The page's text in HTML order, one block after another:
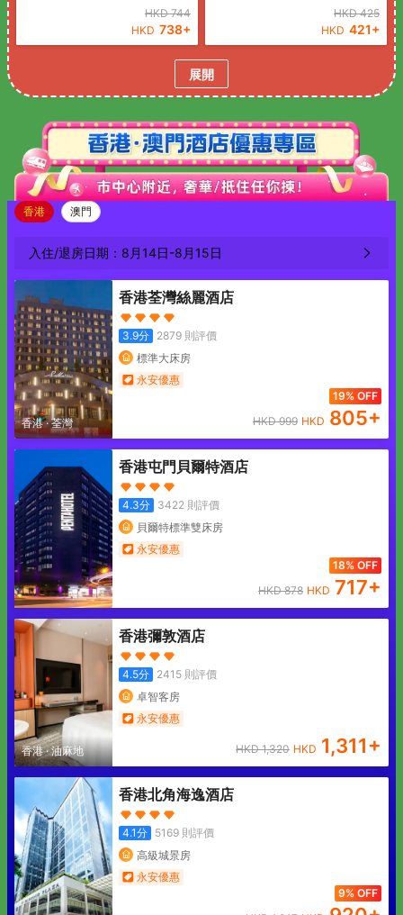
HKD744
HKD 738+
HKD425
HKD 421+
展開
香港 澳門
入住/退房日期： 8月14日-8月15日
香港·荃灣
香港荃灣絲麗酒店
3.9分 2879則評價
標準大床房
永安優惠
19% OFF
HKD999 HKD 805+
香港屯門貝爾特酒店
4.3分 3422則評價
貝爾特標準雙床房
永安優惠
18% OFF
HKD878 HKD 717+
香港·油麻地
香港彌敦酒店
4.5分 2415則評價
卓智客房
永安優惠
HKD1,320 HKD 1,311+
香港北角海逸酒店
4.1分 5169則評價
高級城景房
永安優惠
9% OFF